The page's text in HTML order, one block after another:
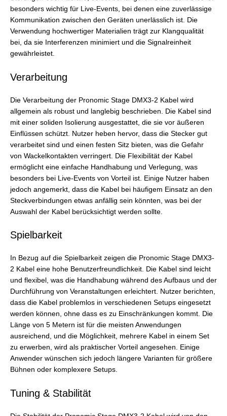
besonders wichtig für Live-Events, bei denen eine zuverlässige
Kommunikation zwischen den Geräten unerlässlich ist. Die
Verwendung hochwertiger Materialien trägt zur Klangqualität
bei, da sie Interferenzen minimiert und die Signalreinheit
gewährleistet.
Verarbeitung
Die Verarbeitung der Pronomic Stage DMX3-2 Kabel wird
allgemein als robust und langlebig beschrieben. Die Kabel sind
mit einer soliden Isolierung ausgestattet, die sie vor äußeren
Einflüssen schützt. Nutzer heben hervor, dass die Stecker gut
verarbeitet sind und einen festen Sitz bieten, was die Gefahr
von Wackelkontakten verringert. Die Flexibilität der Kabel
ermöglicht eine einfache Handhabung und Verlegung, was
besonders bei Live-Events von Vorteil ist. Einige Nutzer haben
jedoch angemerkt, dass die Kabel bei häufigem Einsatz an den
Steckverbindungen etwas anfällig sein könnten, was bei der
Auswahl der Kabel berücksichtigt werden sollte.
Spielbarkeit
In Bezug auf die Spielbarkeit zeigen die Pronomic Stage DMX3-
2 Kabel eine hohe Benutzerfreundlichkeit. Die Kabel sind leicht
und flexibel, was die Handhabung während des Aufbaus und der
Durchführung von Veranstaltungen erleichtert. Nutzer berichten,
dass die Kabel problemlos in verschiedenen Setups eingesetzt
werden können, ohne dass es zu Einschränkungen kommt. Die
Länge von 5 Metern ist für die meisten Anwendungen
ausreichend, und die Möglichkeit, mehrere Kabel in einem Set
zu erwerben, wird als praktischer Vorteil angesehen. Einige
Anwender wünschen sich jedoch längere Varianten für größere
Bühnen oder komplexere Setups.
Tuning & Stabilität